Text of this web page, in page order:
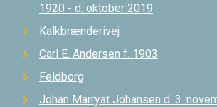
1920 - d. oktober 2019
Kalkbrænderivej
Carl E. Andersen f. 1903
Feldborg
Johan Marryat Johansen d. 3.